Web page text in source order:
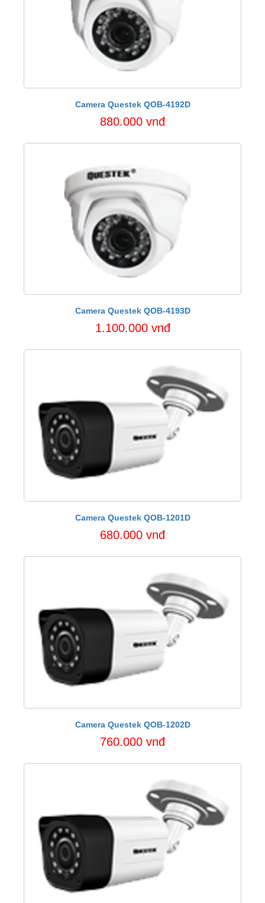
Camera Questek QOB-4192D
880.000 vnđ
Camera Questek QOB-4193D
1.100.000 vnđ
Camera Questek QOB-1201D
680.000 vnđ
Camera Questek QOB-1202D
760.000 vnđ